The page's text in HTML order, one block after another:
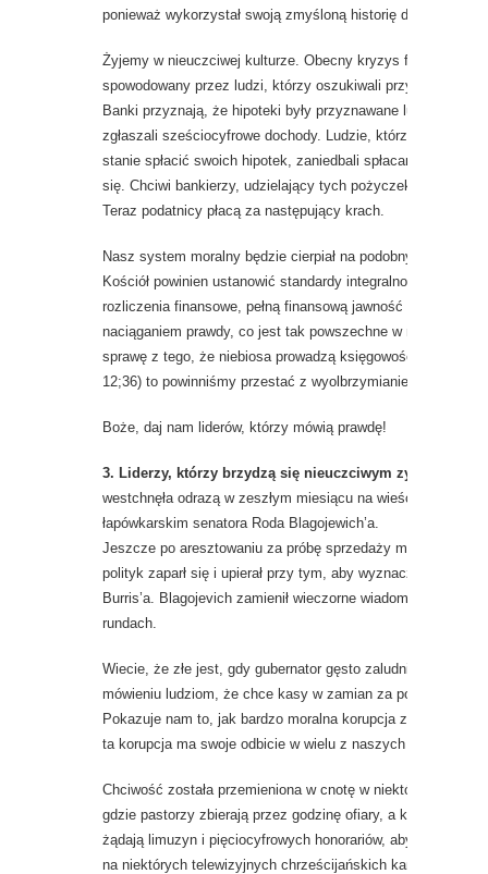
ponieważ wykorzystał swoją zmyśloną historię do zbierania
Żyjemy w nieuczciwej kulturze. Obecny kryzys finansowy
spowodowany przez ludzi, którzy oszukiwali przy
Banki przyznają, że hipoteki były przyznawane ludziom,
zgłaszali sześciocyfrowe dochody. Ludzie, którzy podawali
stanie spłacić swoich hipotek, zaniedbali spłacanie swoich
się. Chciwi bankierzy, udzielający tych pożyczek również
Teraz podatnicy płacą za następujący krach.
Nasz system moralny będzie cierpiał na podobny upadek,
Kościół powinien ustanowić standardy integralności i
rozliczenia finansowe, pełną finansową jawność i koniec z
naciąganiem prawdy, co jest tak powszechne w naszych
sprawę z tego, że niebiosa prowadzą księgowość „każdego
12;36) to powinniśmy przestać z wyolbrzymianiem naszych
Boże, daj nam liderów, którzy mówią prawdę!
3. Liderzy, którzy brzydzą się nieuczciwym zyskiem.
westchnęła odrazą w zeszłym miesiącu na wieść o
łapówkarskim senatora Roda Blagojewich’a.
Jeszcze po aresztowaniu za próbę sprzedaży miejsca
polityk zaparł się i upierał przy tym, aby wyznaczono na to
Burris’a. Blagojevich zamienił wieczorne wiadomości w
rundach.
Wiecie, że złe jest, gdy gubernator gęsto zaludnionego
mówieniu ludziom, że chce kasy w zamian za polityczne
Pokazuje nam to, jak bardzo moralna korupcja
ta korupcja ma swoje odbicie w wielu z naszych kościołów.
Chciwość została przemieniona w cnotę w niektórych
gdzie pastorzy zbierają przez godzinę ofiary, a kaznodzieje
żądają limuzyn i pięciocyfrowych honorariów, aby żyć jak
na niektórych telewizyjnych chrześcijańskich kanałach,